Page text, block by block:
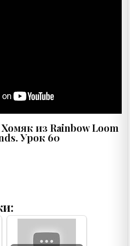
Хомяк из Rainbow Loom
Урок 60